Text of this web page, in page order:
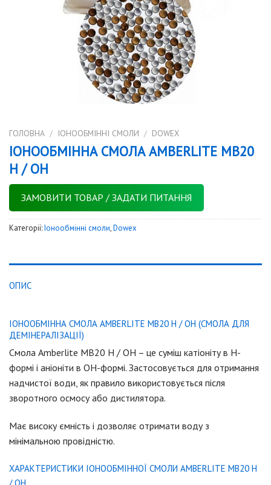
ГОЛОВНА / IОНООБМІННІ СМОЛИ / DOWEX
ІОНООБМІННА СМОЛА AMBERLITE MB20
H / OH
ЗАМОВИТИ ТОВАР / ЗАДАТИ ПИТАННЯ
Категорії:Iонообмінні смоли,Dowex
ОПИС
ІОНООБМІННА СМОЛА AMBERLITE MB20 H / OH (СМОЛА ДЛЯ
ДЕМІНЕРАЛІЗАЦІЇ)
Смола Amberlite MB20 H / OH – це суміш катіоніту в Н-
формі і аніоніти в ОН-формі. Застосовується для отримання
надчистої води, як правило використовується після
зворотного осмосу або дистилятора.
Має високу ємність і дозволяє отримати воду з
мінімальною провідністю.
ХАРАКТЕРИСТИКИ ІОНООБМІННОЇ СМОЛИ AMBERLITE MB20 H